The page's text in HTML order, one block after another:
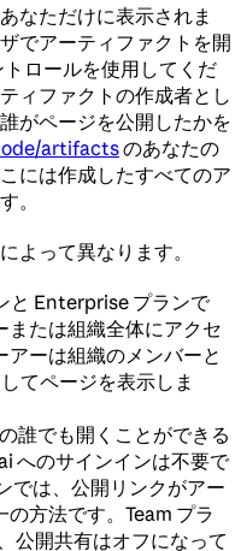
なただけに表示されま
でアーティファクトを開
トロールを使用してくだ
ィファクトの作成者とし
がページを公開したかを
artifactsのあなたの
には作成したすべてのア
。
よって異なります。
と Enterprise プランで
または組織全体にアクセ
ーは組織のメンバーと
てページを表示しま
誰でも開くことができる
へのサインインは不要で
では、公開リンクがアー
方法です。Team プラ
公開共有はオフになって